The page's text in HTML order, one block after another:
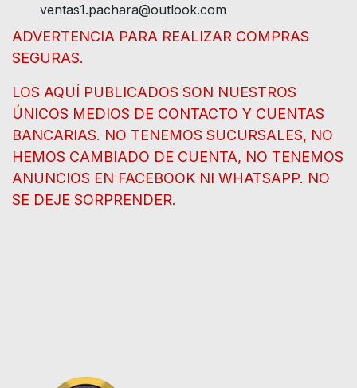
ventas1.pachara@outlook.com
ADVERTENCIA PARA REALIZAR COMPRAS
SEGURAS.
LOS AQUÍ PUBLICADOS SON NUESTROS
ÚNICOS MEDIOS DE CONTACTO Y CUENTAS
BANCARIAS. NO TENEMOS SUCURSALES, NO
HEMOS CAMBIADO DE CUENTA, NO TENEMOS
ANUNCIOS EN FACEBOOK NI WHATSAPP. NO
SE DEJE SORPRENDER.